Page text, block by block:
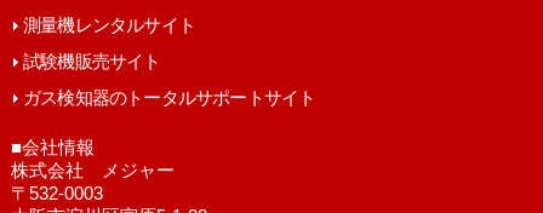
測量機レンタルサイト
試験機販売サイト
ガス検知器のトータルサポートサイト
■会社情報
株式会社 メジャー
〒532-0003